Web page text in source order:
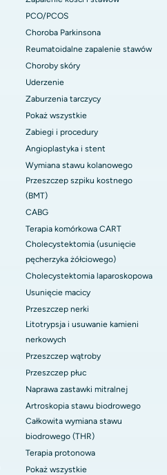
PCO/PCOS
Choroba Parkinsona
Reumatoidalne zapalenie stawów
Choroby skóry
Uderzenie
Zaburzenia tarczycy
Pokaż wszystkie
Zabiegi i procedury
Angioplastyka i stent
Wymiana stawu kolanowego
Przeszczep szpiku kostnego
(BMT)
CABG
Terapia komórkowa CART
Cholecystektomia (usunięcie
pęcherzyka żółciowego)
Cholecystektomia laparoskopowa
Usunięcie macicy
Przeszczep nerki
Litotrypsja i usuwanie kamieni
nerkowych
Przeszczep wątroby
Przeszczep płuc
Naprawa zastawki mitralnej
Artroskopia stawu biodrowego
Całkowita wymiana stawu
biodrowego (THR)
Terapia protonowa
Pokaż wszystkie